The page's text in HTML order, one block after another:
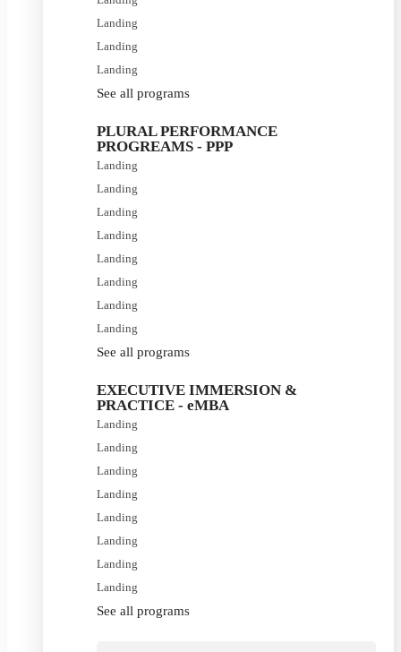
Landing
Landing
Landing
See all programs
PLURAL PERFORMANCE
PROGREAMS - PPP
Landing
Landing
Landing
Landing
Landing
Landing
Landing
Landing
See all programs
EXECUTIVE IMMERSION &
PRACTICE - eMBA
Landing
Landing
Landing
Landing
Landing
Landing
Landing
Landing
See all programs